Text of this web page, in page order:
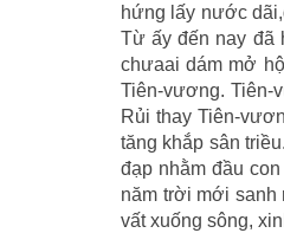
hứng lấy nước
Từ ấy đến nay đã
chưaai dám mở
Tiên-vương. Tiên-
Rủi thay Tiên-
tăng khắp sân
đạp nhằm đầu
năm trời mới sanh
vất xuống sông,